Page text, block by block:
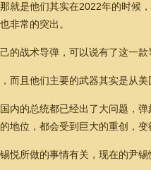
就是他们其实在2022年的时候
非常的突出。
的战术导弹，可以说有了这一
而且他们主要的武器其实是从
内的总统都已经出了大问题，
地位，都会受到巨大的重创，
悦所做的事情有关，现在的尹